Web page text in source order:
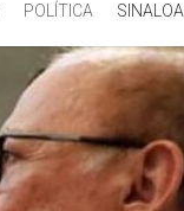
POLÍTICA SINALOA